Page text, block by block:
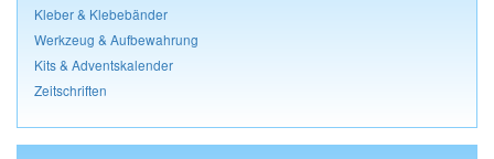
Kleber & Klebebänder
Werkzeug & Aufbewahrung
Kits & Adventskalender
Zeitschriften